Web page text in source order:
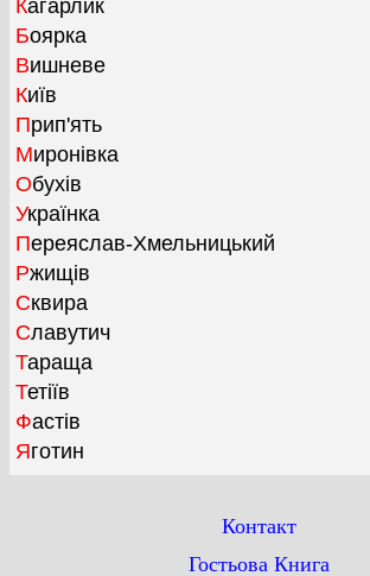
Кагарлик
Боярка
Вишневе
Київ
Прип'ять
Миронівка
Обухів
Українка
Переяслав-Хмельницький
Ржищів
Сквира
Славутич
Тараща
Тетіїв
Фастів
Яготин
Контакт
Гостьова Книга